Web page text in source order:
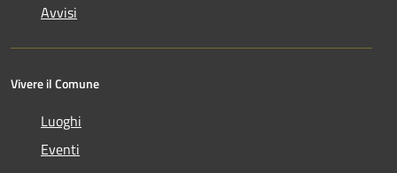
Avvisi
Vivere il Comune
Luoghi
Eventi